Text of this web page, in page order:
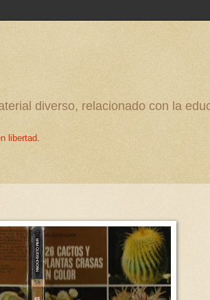
diverso, relacionado con la
libertad.